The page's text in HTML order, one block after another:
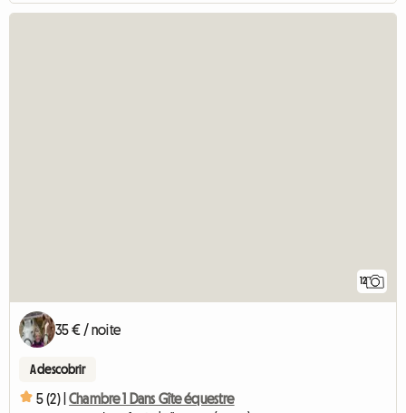
12
35 € / noite
A descobrir
5 (2) | Chambre 1 Dans Gîte équestre